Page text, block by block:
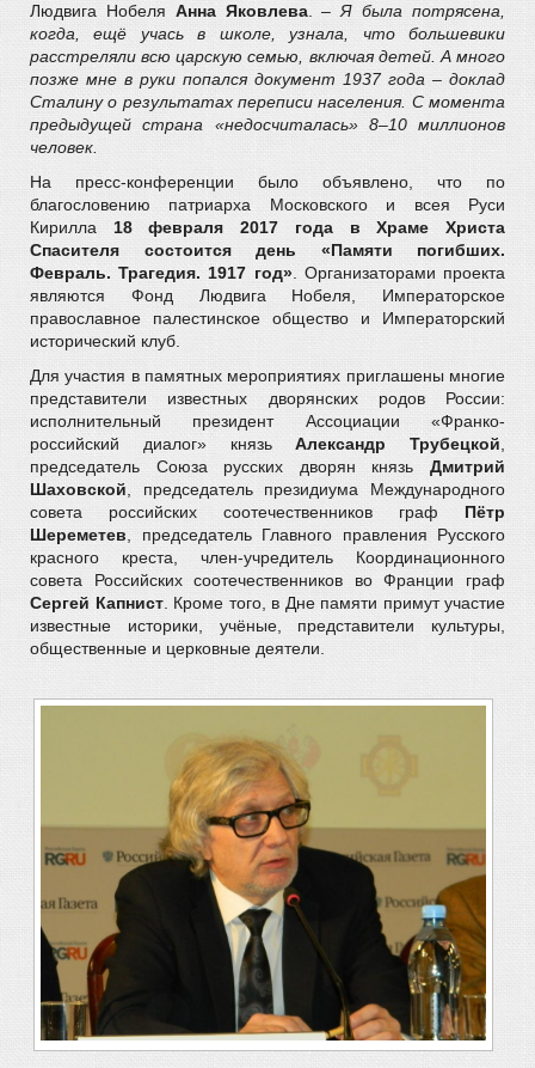
Людвига Нобеля Анна Яковлева. –Я была потрясена,
когда, ещё учась в школе, узнала, что большевики
расстреляли всю царскую семью, включая детей. А много
позже мне в руки попался документ 1937 года – доклад
Сталину о результатах переписи населения. С момента
предыдущей страна «недосчиталась» 8–10 миллионов
человек.
На пресс-конференции было объявлено, что по
благословению патриарха Московского и всея Руси
Кирилла 18 февраля 2017 года в Храме Христа
Спасителя состоится день «Памяти погибших.
Февраль. Трагедия. 1917 год». Организаторами проекта
являются Фонд Людвига Нобеля, Императорское
православное палестинское общество и Императорский
исторический клуб.
Для участия в памятных мероприятиях приглашены многие
представители известных дворянских родов России:
исполнительный президент Ассоциации «Франко-
российский диалог» князьАлександр Трубецкой,
председатель Союза русских дворян князь Дмитрий
Шаховской, председатель президиума Международного
совета российских соотечественников граф Пётр
Шереметев, председатель Главного правления Русского
красного креста, член-учредитель Координационного
совета Российских соотечественников во Франции граф
Сергей Капнист. Кроме того, в Дне памяти примут участие
известные историки, учёные, представители культуры,
общественные и церковные деятели.